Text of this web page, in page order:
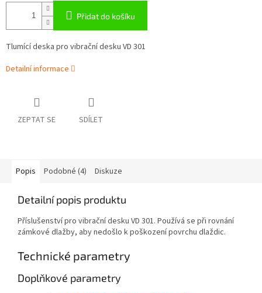
Přidat do košíku
Tlumící deska pro vibrační desku VD 301
Detailní informace
ZEPTAT SE SDÍLET
Popis Podobné (4) Diskuze
Detailní popis produktu
Příslušenství pro vibrační desku VD 301. Používá se při rovnání
zámkové dlažby, aby nedošlo k poškození povrchu dlaždic.
Technické parametry
Doplňkové parametry